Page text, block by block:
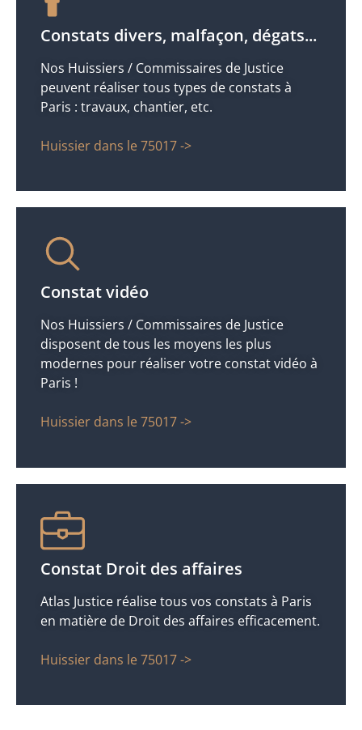
Constats divers, malfaçon, dégats...
Nos Huissiers / Commissaires de Justice
peuvent réaliser tous types de constats à
Paris : travaux, chantier, etc.
Huissier dans le 75017 ->
Constat vidéo
Nos Huissiers / Commissaires de Justice
disposent de tous les moyens les plus
modernes pour réaliser votre constat vidéo à
Paris !
Huissier dans le 75017 ->
Constat Droit des affaires
Atlas Justice réalise tous vos constats à Paris
en matière de Droit des affaires efficacement.
Huissier dans le 75017 ->